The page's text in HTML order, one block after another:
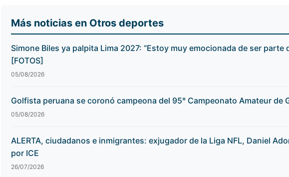
Más noticias en Otros deportes
Simone Biles ya palpita Lima 2027: “Estoy muy emocionada de ser parte
[FOTOS]
05/08/2026
Golfista peruana se coronó campeona del 95° Campeonato Amateur de
05/08/2026
ALERTA, ciudadanos e inmigrantes: exjugador de la Liga NFL, Daniel
por ICE
26/07/2026